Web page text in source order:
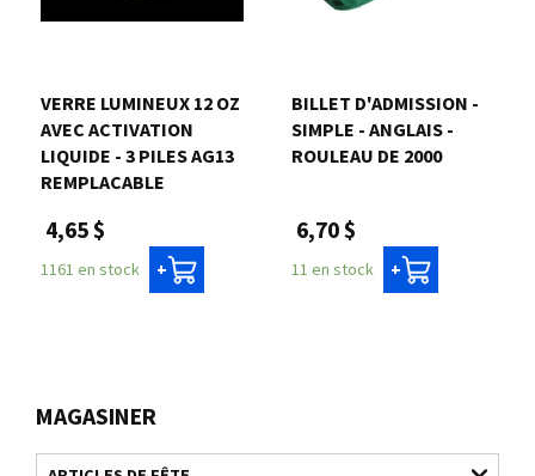
MAGASINER
VERRE LUMINEUX 12 OZ
AVEC ACTIVATION
LIQUIDE - 3 PILES AG13
REMPLACABLE
4,65 $
1161 en stock +
BILLET D'ADMISSION -
SIMPLE - ANGLAIS -
ROULEAU DE 2000
6,70 $
11 en stock +